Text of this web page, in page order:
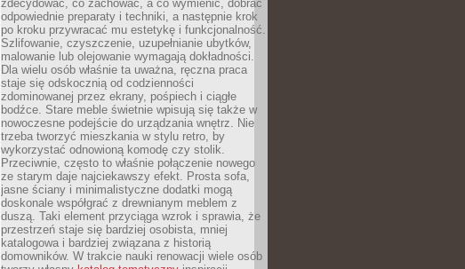
zdecydować, co zachować, a co wymienić, dobrać
odpowiednie preparaty i techniki, a następnie krok
po kroku przywracać mu estetykę i funkcjonalność.
Szlifowanie, czyszczenie, uzupełnianie ubytków,
malowanie lub olejowanie wymagają dokładności.
Dla wielu osób właśnie ta uważna, ręczna praca
staje się odskocznią od codzienności
zdominowanej przez ekrany, pośpiech i ciągłe
bodźce. Stare meble świetnie wpisują się także w
nowoczesne podejście do urządzania wnętrz. Nie
trzeba tworzyć mieszkania w stylu retro, by
wykorzystać odnowioną komodę czy stolik.
Przeciwnie, często to właśnie połączenie nowego
ze starym daje najciekawszy efekt. Prosta sofa,
jasne ściany i minimalistyczne dodatki mogą
doskonale współgrać z drewnianym meblem z
duszą. Taki element przyciąga wzrok i sprawia, że
przestrzeń staje się bardziej osobista, mniej
katalogowa i bardziej związana z historią
domowników. W trakcie nauki renowacji wiele osób